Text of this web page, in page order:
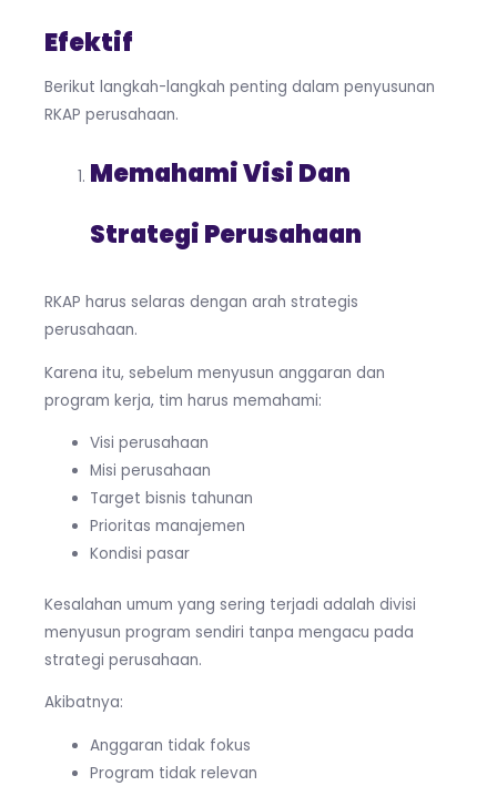
Efektif
Berikut langkah-langkah penting dalam penyusunan
RKAP perusahaan.
Memahami Visi Dan
Strategi Perusahaan
RKAP harus selaras dengan arah strategis
perusahaan.
Karena itu, sebelum menyusun anggaran dan
program kerja, tim harus memahami:
Visi perusahaan
Misi perusahaan
Target bisnis tahunan
Prioritas manajemen
Kondisi pasar
Kesalahan umum yang sering terjadi adalah divisi
menyusun program sendiri tanpa mengacu pada
strategi perusahaan.
Akibatnya:
Anggaran tidak fokus
Program tidak relevan